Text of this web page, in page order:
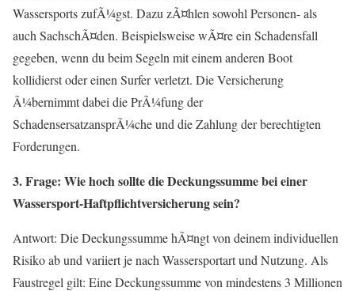
Wassersports zufÃ¼gst. Dazu zÃ¤hlen sowohl Personen- als
auch SachschÃ¤den. Beispielsweise wÃ¤re ein Schadensfall
gegeben, wenn du beim Segeln mit einem anderen Boot
kollidierst oder einen Surfer verletzt. Die Versicherung
Ã¼bernimmt dabei die PrÃ¼fung der
SchadensersatzansprÃ¼che und die Zahlung der berechtigten
Forderungen.
3. Frage: Wie hoch sollte die Deckungssumme bei einer
Wassersport-Haftpflichtversicherung sein?
Antwort: Die Deckungssumme hÃ¤ngt von deinem individuellen
Risiko ab und variiert je nach Wassersportart und Nutzung. Als
Faustregel gilt: Eine Deckungssumme von mindestens 3 Millionen